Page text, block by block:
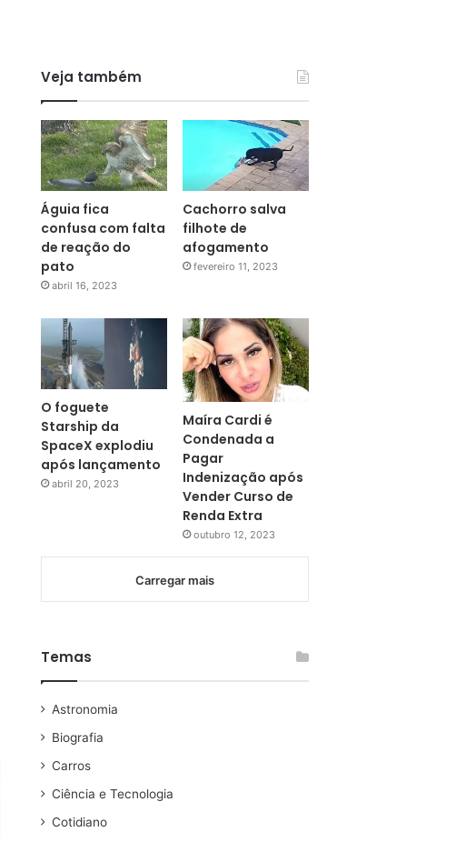
Veja também
Águia fica
confusa com falta
de reação do
pato
abril 16, 2023
Cachorro salva
filhote de
afogamento
fevereiro 11, 2023
O foguete
Starship da
SpaceX explodiu
após lançamento
abril 20, 2023
Maíra Cardi é
Condenada a
Pagar
Indenização após
Vender Curso de
Renda Extra
outubro 12, 2023
Carregar mais
Temas
Astronomia
Biografia
Carros
Ciência e Tecnologia
Cotidiano